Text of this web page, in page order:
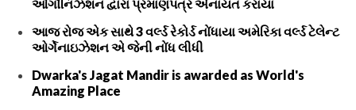
ઓર્ગોનિઝશન દ્વારા પ્રમાણપત્ર એનાયત કરાયા
આજ રોજ એક સાથે 3 વર્લ્ડ રેકોર્ડ નોંધાયા અમેરિકા વર્લ્ડ ટેલેન્ટ
ઓર્ગેનાઇઝેશન એ જેની નોંધ લીધી
Dwarka's Jagat Mandir is awarded as World's
Amazing Place